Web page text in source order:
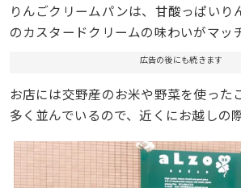
りんごクリームパンは、甘酸っぱいり
のカスタードクリームの味わいがマッ
広告の後にも続きます
お店には交野産のお米や野菜を使った
多く並んでいるので、近くにお越しの